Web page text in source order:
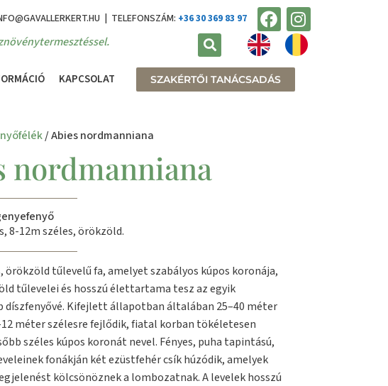
| TELEFONSZÁM: +36 30 369 83 97
KAPCSOLAT SZAKÉRTŐI TANÁCSADÁS
/ Abies nordmanniana
nordmanniana
8-12m széles, örökzöld.
örökzöld tűlevelű fa, amelyet szabályos kúpos koronája,
tűlevelei és hosszú élettartama tesz az egyik
díszfenyővé. Kifejlett állapotban általában 25–40 méter
méter szélesre fejlődik, fiatal korban tökéletesen
széles kúpos koronát nevel. Fényes, puha tapintású,
fonákján két ezüstfehér csík húzódik, amelyek
kölcsönöznek a lombozatnak. A levelek hosszú